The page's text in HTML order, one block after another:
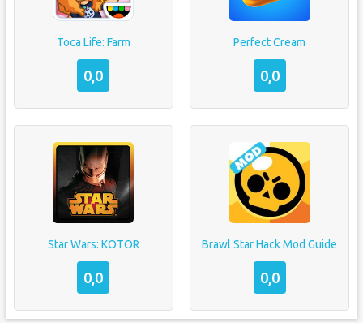
Toca Life: Farm
0,0
Perfect Cream
0,0
Star Wars: KOTOR
0,0
Brawl Star Hack Mod Guide
0,0